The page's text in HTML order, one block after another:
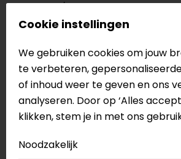
Touring/Adventure
Soft flex, ripstop, Night Eye, leer
RISC TPR vingers
RISC handpalm
Waterdicht
Water Exhaust 2.0
4 verwarmingsstanden,
Bluetooth connectivity
Cookie instellingen
We gebruiken cookies om jouw
te verbeteren,
of inhoud weer te geven en ons
analyseren. Door op ‘Alles
klikken, stem je in met ons
Noodzakelijk